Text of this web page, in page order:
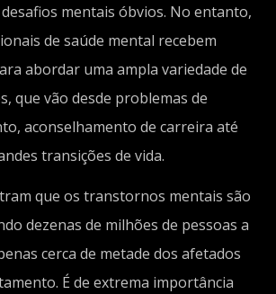
mentais óbvios. No entanto,
de saúde mental recebem
abordar uma ampla variedade de
que vão desde problemas de
aconselhamento de carreira até
transições de vida.
que os transtornos mentais são
dezenas de milhões de pessoas a
cerca de metade dos afetados
É de extrema importância